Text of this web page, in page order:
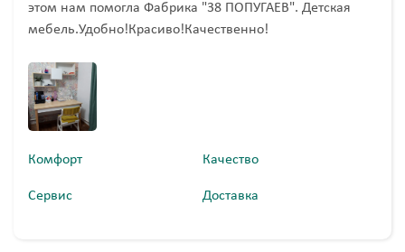
этом нам помогла Фабрика "38 ПОПУГАЕВ". Детская
мебель.Удобно!Красиво!Качественно!
Комфорт Качество
Сервис Доставка